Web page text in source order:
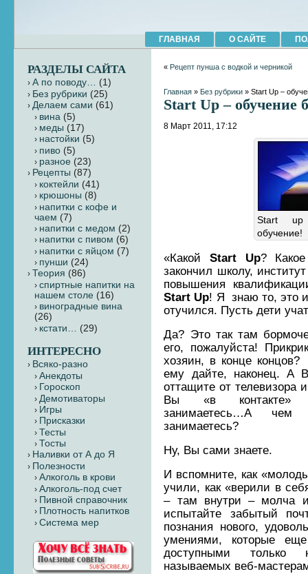
ГЛАВНАЯ О САЙТЕ
« Рецепт пунша с водкой и черникой
Главная » Без рубрики » Start Up –
Start Up – обучение
8 Март 2011, 17:12
Start
обучение!
«Какой Start Up?
закончил школу,
повышения
Start Up! Я знаю то, это
отучился. Пусть дети
Да? Это так там
его, пожалуйста!
хозяин, в конце
ему дайте, наконец. А
оттащите от телевизора
Вы «в контакте» с
занимаетесь…А
занимаетесь?
Ну, Вы сами знаете.
И вспомните, как
учили, как «верили в
– там внутри – молча
испытайте забытый
познания нового,
умениями, которые
доступными только
называемых веб-
РАЗДЕЛЫ САЙТА
А по поводу… (1)
Без рубрики (25)
Делаем сами (61)
вина (5)
меды (17)
настойки (5)
пиво (5)
разное (23)
Рецепты (87)
коктейли (41)
крюшоны (8)
напитки с кофе и
чаем (7)
напитки с медом (2)
напитки с пивом (6)
напитки с яйцом (7)
пунши (24)
Теория (86)
cпиртные напитки на
нашем столе (16)
виноградные вина
(26)
кстати…
(29)
ИНТЕРЕСНО
Всяко-разно
Анекдоты
Гороскоп
Демотиваторы
Игры
Присказки
Тесты
Тосты
Наливки от А до Я
Полезности
Алкоголь в крови
Алкоголь-под счет
Пивной справочник
Плотность напитков
Система мер